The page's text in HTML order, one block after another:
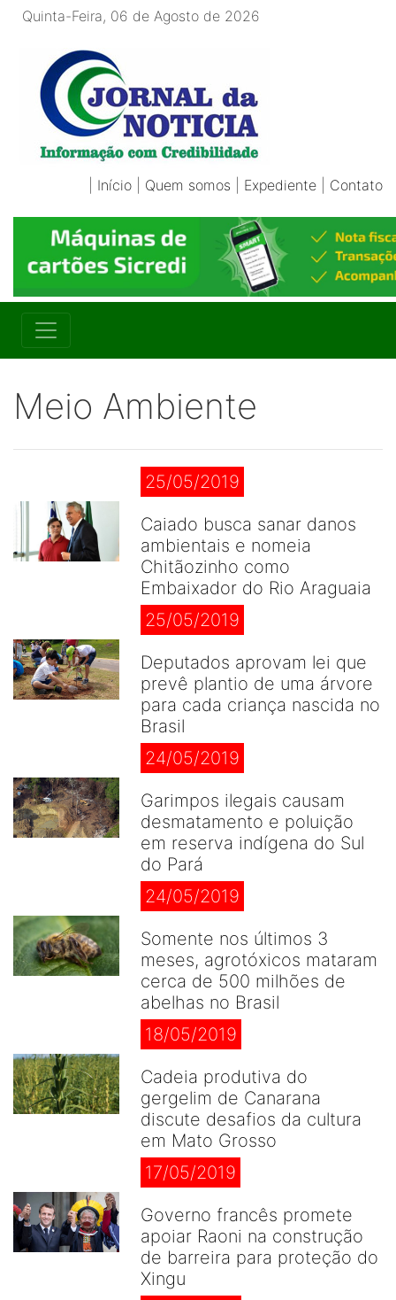
Quinta-Feira, 06 de Agosto de 2026
Início Quem somos Expediente Contato
Meio Ambiente
25/05/2019
Caiado busca sanar danos
ambientais e nomeia
Chitãozinho como
Embaixador do Rio Araguaia
25/05/2019
Deputados aprovam lei que
prevê plantio de uma árvore
para cada criança nascida no
Brasil
24/05/2019
Garimpos ilegais causam
desmatamento e poluição
em reserva indígena do Sul
do Pará
24/05/2019
Somente nos últimos 3
meses, agrotóxicos mataram
cerca de 500 milhões de
abelhas no Brasil
18/05/2019
Cadeia produtiva do
gergelim de Canarana
discute desafios da cultura
em Mato Grosso
17/05/2019
Governo francês promete
apoiar Raoni na construção
de barreira para proteção do
Xingu